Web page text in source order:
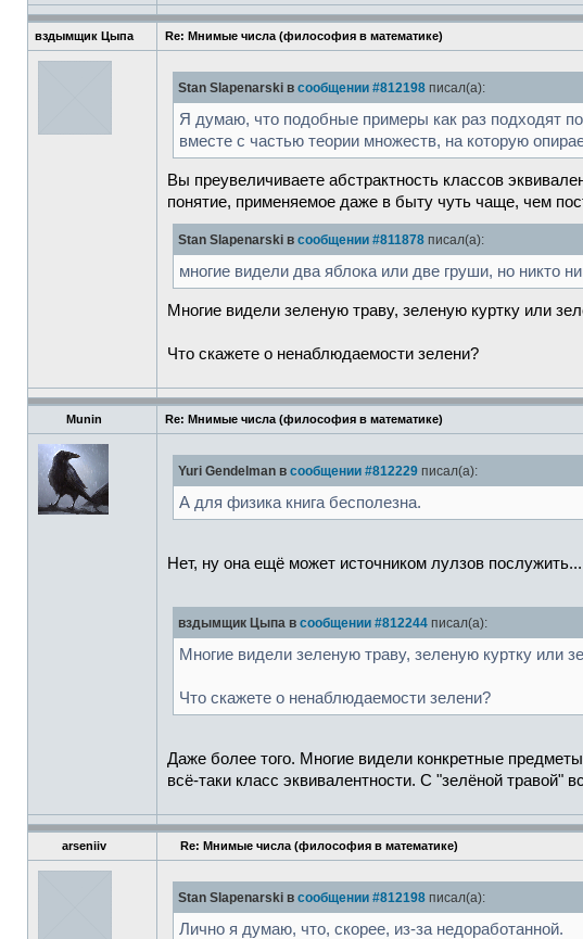
вздымщик Цыпа Re: Мнимые числа (философия в математике)
Stan Slapenarski в сообщении #812198 писал(а):
Я думаю, что подобные примеры как раз подходят
вместе с частью теории множеств, на которую
Вы преувеличиваете абстрактность классов
понятие, применяемое даже в быту чуть чаще, чем
Stan Slapenarski в сообщении #811878 писал(а):
многие видели два яблока или две груши, но никто
Многие видели зеленую траву, зеленую куртку или
Что скажете о ненаблюдаемости зелени?
Munin Re: Мнимые числа (философия в математике)
Yuri Gendelman в сообщении #812229 писал(а):
А для физика книга бесполезна.
Нет, ну она ещё может источником лулзов
вздымщик Цыпа в сообщении #812244 писал(а):
Многие видели зеленую траву, зеленую куртку или
Что скажете о ненаблюдаемости зелени?
Даже более того. Многие видели конкретные
всё-таки класс эквивалентности. С "зелёной травой"
arseniiv Re: Мнимые числа (философия в математике)
Stan Slapenarski в сообщении #812198 писал(а):
Лично я думаю, что, скорее, из-за недоработанной.